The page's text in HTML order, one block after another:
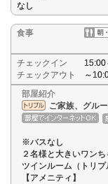
なし
食事
チェックイン
15:00
チェックアウト
～
部屋紹介
ご家族、グル
※バスなし
２名様と大きいワン
ツインルーム（トリ
【アメニティ】